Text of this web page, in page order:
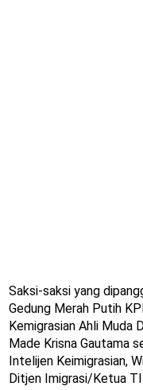
Saksi-saksi yang
Gedung Merah Putih
Kemigrasian Ahli Muda
Made Krisna Gautama
Intelijen Keimigrasian,
Ditjen Imigrasi/Ketua